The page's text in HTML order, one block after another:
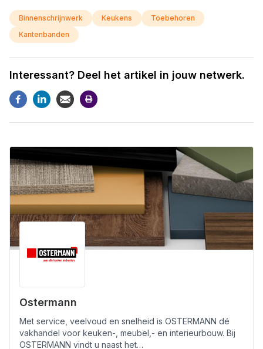
Binnenschrijnwerk Keukens
Toebehoren
Kantenbanden
Interessant? Deel het artikel in jouw netwerk.
Ostermann
Met service, veelvoud en snelheid is OSTERMANN dé
vakhandel voor keuken-, meubel,- en interieurbouw. Bij
OSTERMANN vindt u naast het…